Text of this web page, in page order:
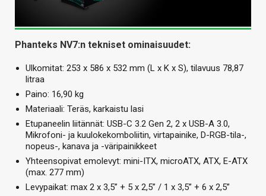
Phanteks NV7:n tekniset ominaisuudet:
Ulkomitat: 253 x 586 x 532 mm (L x K x S), tilavuus 78,87
litraa
Paino: 16,90 kg
Materiaali: Teräs, karkaistu lasi
Etupaneelin liitännät: USB-C 3.2 Gen 2, 2 x USB-A 3.0,
Mikrofoni- ja kuulokekomboliitin, virtapainike, D-RGB-tila-,
nopeus-, kanava ja -väripainikkeet
Yhteensopivat emolevyt: mini-ITX, microATX, ATX, E-ATX
(max. 277 mm)
Levypaikat: max 2 x 3,5” + 5 x 2,5” / 1 x 3,5” + 6 x 2,5”